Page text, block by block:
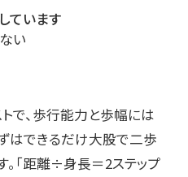
ています
い
で、歩行能力と歩幅には
はできるだけ大股で二歩
。「距離÷身長＝2ステップ